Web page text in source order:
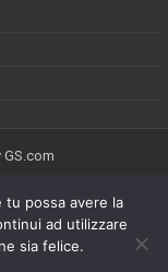
GS.com
stampa n.08/2012
tu possa avere la
ad utilizzare
sia felice.